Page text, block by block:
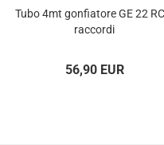
Tubo 4mt gon­fia­to­re GE 22
rac­cor­di
56,90 EUR